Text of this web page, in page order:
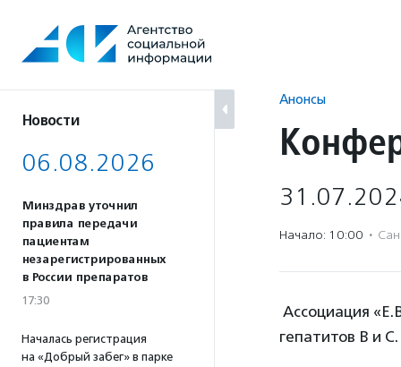
содержанию
Новости
06.08.2026
Минздрав уточнил
правила передачи
пациентам
незарегистрированных
в России препаратов
17:30
Началась регистрация
на «Добрый забег» в парке
Анонсы
Начало: 10:00 ·
Ассоциация
гепатитов В и С.